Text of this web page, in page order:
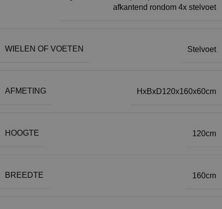
afkantend rondom 4x stelvoet
WIELEN OF VOETEN Stelvoet
AFMETING HxBxD120x160x60cm
HOOGTE 120cm
BREEDTE 160cm